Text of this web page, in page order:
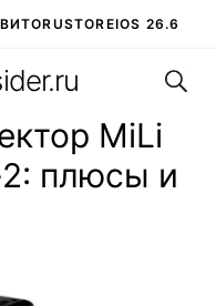
RUSTOREIOS 26.6
ЧАТ В ROBLOX
MiLi
плюсы и